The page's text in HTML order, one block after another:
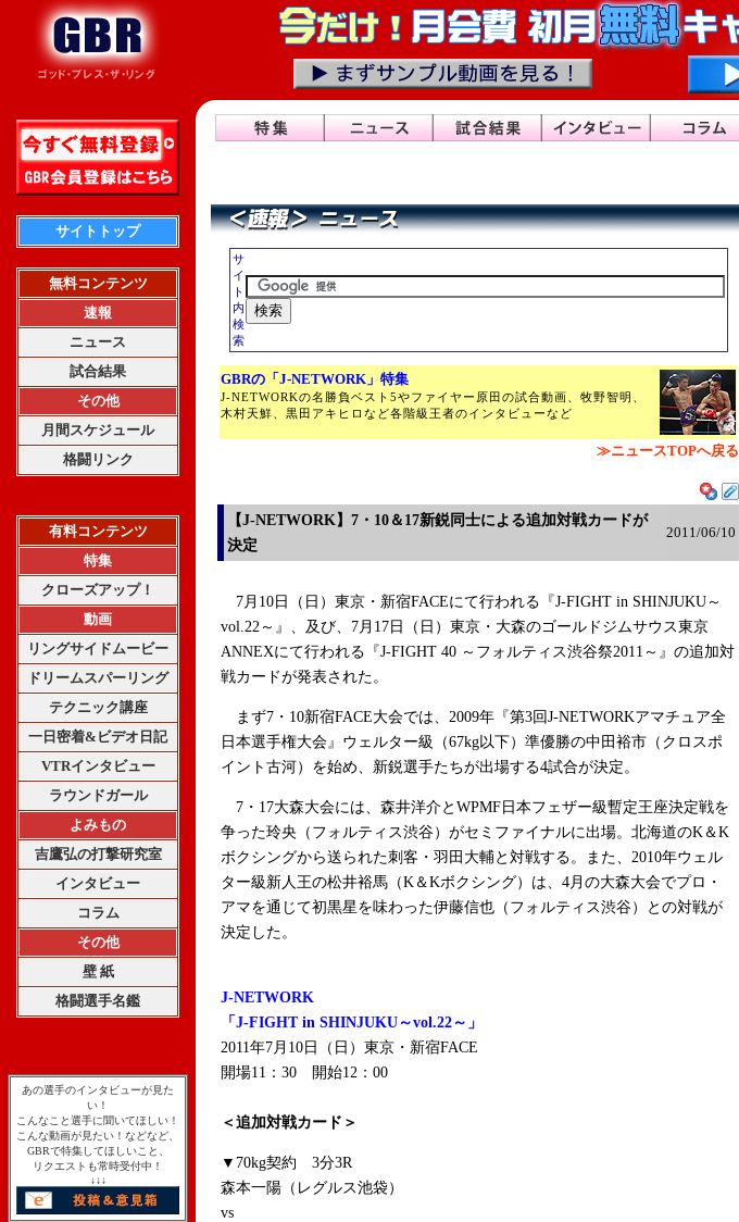
サイトトップ
無料コンテンツ
速報
ニュース
試合結果
その他
月間スケジュール
格闘リンク
有料コンテンツ
特集
クローズアップ！
動画
リングサイドムービー
ドリームスパーリング
テクニック講座
一日密着&ビデオ日記
VTRインタビュー
ラウンドガール
よみもの
吉鷹弘の打撃研究室
インタビュー
コラム
その他
壁 紙
格闘選手名鑑
あの選手のインタビューが見た
い！
こんなこと選手に聞いてほしい！
こんな動画が見たい！などなど、
GBRで特集してほしいこと、
リクエストも常時受付中！
↓↓↓
サ
イ
ト
内
検
索
GBRの「J-NETWORK」特集
J-NETWORKの名勝負ベスト5やファイヤー原田の試合動画、牧野智明、
木村天鮮、黒田アキヒロなど各階級王者のインタビューなど
≫ニュースTOPへ戻る
【J-NETWORK】7・10＆17新鋭同士による追加対戦カードが
決定
2011/06/10
7月10日（日）東京・新宿FACEにて行われる『J-FIGHT in SHINJUKU～
vol.22～』、及び、7月17日（日）東京・大森のゴールドジムサウス東京
ANNEXにて行われる『J-FIGHT 40 ～フォルティス渋谷祭2011～』の追加対
戦カードが発表された。
まず7・10新宿FACE大会では、2009年『第3回J-NETWORKアマチュア全
日本選手権大会』ウェルター級（67kg以下）準優勝の中田裕市（クロスポ
イント古河）を始め、新鋭選手たちが出場する4試合が決定。
7・17大森大会には、森井洋介とWPMF日本フェザー級暫定王座決定戦を
争った玲央（フォルティス渋谷）がセミファイナルに出場。北海道のK＆K
ボクシングから送られた刺客・羽田大輔と対戦する。また、2010年ウェル
ター級新人王の松井裕馬（K＆Kボクシング）は、4月の大森大会でプロ・
アマを通じて初黒星を味わった伊藤信也（フォルティス渋谷）との対戦が
決定した。
J-NETWORK
「J-FIGHT in SHINJUKU～vol.22～」
2011年7月10日（日）東京・新宿FACE
開場11：30 開始12：00
＜追加対戦カード＞
▼70kg契約 3分3R
森本一陽（レグルス池袋）
vs